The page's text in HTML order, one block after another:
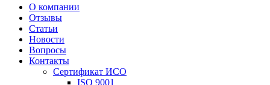
О компании
Отзывы
Статьи
Новости
Вопросы
Контакты
Сертификат ИСО
ISO 9001